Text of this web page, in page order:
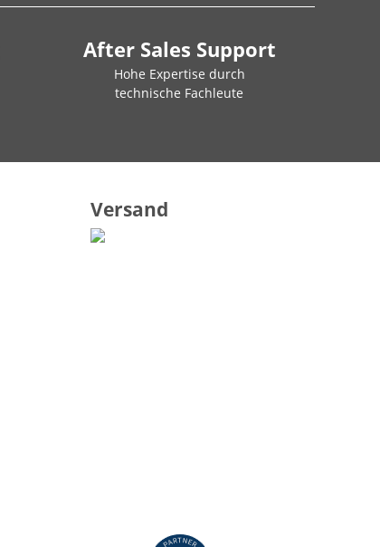
After Sales Support
Hohe Expertise durch
technische Fachleute
Versand